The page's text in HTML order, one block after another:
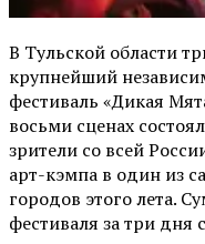
В Тульской области
крупнейший
фестиваль «Дикая
восьми сценах
зрители со всей
арт-кэмпа в один из
городов этого лета.
фестиваля за три дня